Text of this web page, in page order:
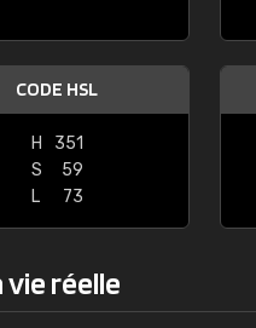
CODE HSL
H
351
S
59
L
73
vie réelle